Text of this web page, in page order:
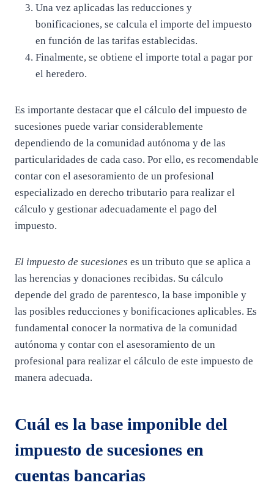
Una vez aplicadas las reducciones y
bonificaciones, se calcula el importe del impuesto
en función de las tarifas establecidas.
Finalmente, se obtiene el importe total a pagar por
el heredero.
Es importante destacar que el cálculo del impuesto de
sucesiones puede variar considerablemente
dependiendo de la comunidad autónoma y de las
particularidades de cada caso. Por ello, es recomendable
contar con el asesoramiento de un profesional
especializado en derecho tributario para realizar el
cálculo y gestionar adecuadamente el pago del
impuesto.
El impuesto de sucesiones es un tributo que se aplica a
las herencias y donaciones recibidas. Su cálculo
depende del grado de parentesco, la base imponible y
las posibles reducciones y bonificaciones aplicables. Es
fundamental conocer la normativa de la comunidad
autónoma y contar con el asesoramiento de un
profesional para realizar el cálculo de este impuesto de
manera adecuada.
Cuál es la base imponible del
impuesto de sucesiones en
cuentas bancarias